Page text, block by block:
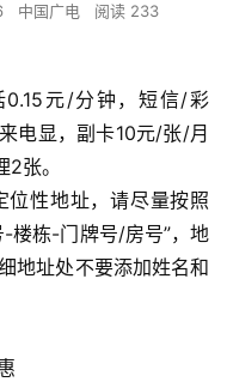
中国广电 阅读 233
元/分钟，短信/彩
电显，副卡10元/张/月
张。
位性地址，请尽量按照
楼栋-门牌号/房号”，地
地址处不要添加姓名和